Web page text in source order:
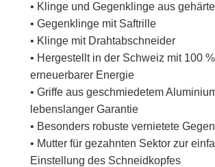
• Klinge und Gegenklinge aus
• Gegenklinge mit Saftrille
• Klinge mit Drahtabschneider
• Hergestellt in der Schweiz mit 100 %
erneuerbarer Energie
• Griffe aus geschmiedetem
lebenslanger Garantie
• Besonders robuste vernietete
• Mutter für gezahnten Sektor zur
Einstellung des Schneidkopfes